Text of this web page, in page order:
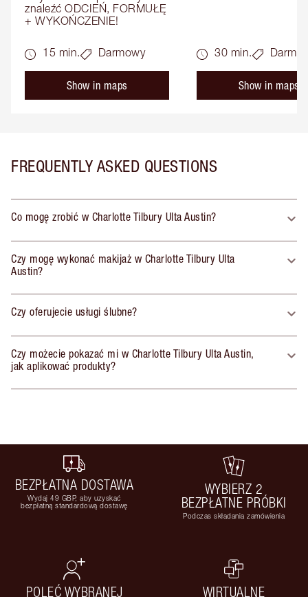
znaleźć ODCIEŃ, FORMUŁĘ
+ WYKOŃCZENIE!
15 min. Darmowy
Show in maps
30 min.
Show in maps
FREQUENTLY ASKED QUESTIONS
Co mogę zrobić w Charlotte Tilbury Ulta Austin?
Czy mogę wykonać makijaż w Charlotte Tilbury Ulta
Austin?
Czy oferujecie usługi ślubne?
Czy możecie pokazać mi w Charlotte Tilbury Ulta Austin,
jak aplikować produkty?
BEZPŁATNA DOSTAWA
Wydaj 49 GBP, aby uzyskać
bezpłatną standardową dostawę
WYBIERZ 2
BEZPŁATNE PRÓBKI
Podczas składania zamówienia
POLEĆ WYBRANEJ
WIRTUALNE